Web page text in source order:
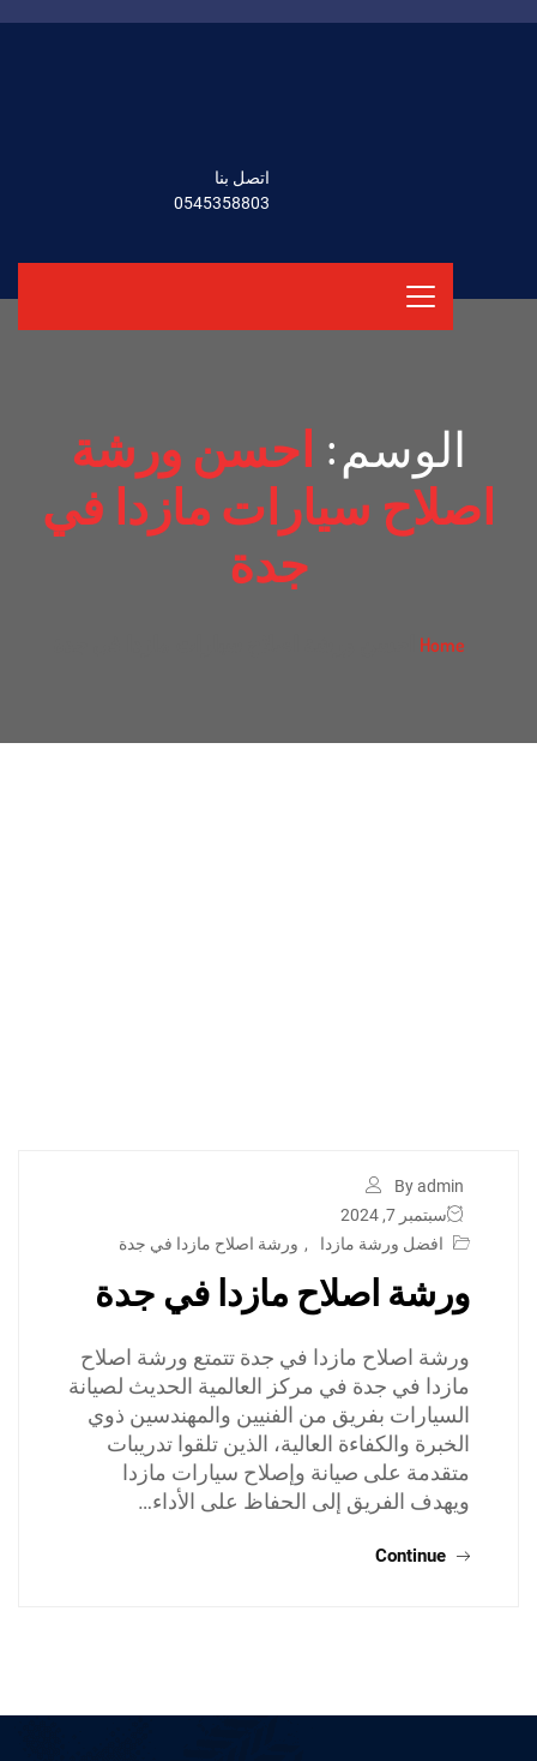
اتصل بنا
0545358803
الوسم: احسن ورشة
اصلاح سيارات مازدا في
جدة
Home
By admin
سبتمبر 7, 2024
افضل ورشة مازدا
, ورشة اصلاح مازدا في جدة
ورشة اصلاح مازدا في جدة
ورشة اصلاح مازدا في جدة تتمتع ورشة اصلاح
مازدا في جدة في مركز العالمية الحديث لصيانة
السيارات بفريق من الفنيين والمهندسين ذوي
الخبرة والكفاءة العالية، الذين تلقوا تدريبات
متقدمة على صيانة وإصلاح سيارات مازدا
ويهدف الفريق إلى الحفاظ على الأداء…
Continue